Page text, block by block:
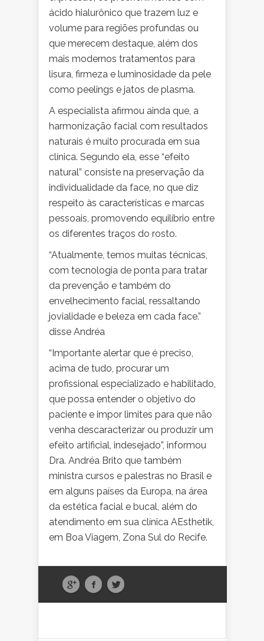
ácido hialurônico que trazem luz e
volume para regiões profundas ou
que merecem destaque, além dos
mais modernos tratamentos para
lisura, firmeza e luminosidade da pele
como peelings e jatos de plasma.
A especialista afirmou ainda que, a
harmonização facial com resultados
naturais é muito procurada em sua
clínica. Segundo ela, esse “efeito
natural” consiste na preservação da
individualidade da face, no que diz
respeito às características e marcas
pessoais, promovendo equilíbrio entre
os diferentes traços do rosto.
“Atualmente, temos muitas técnicas,
com tecnologia de ponta para tratar
da prevenção e também do
envelhecimento facial, ressaltando
jovialidade e beleza em cada face.”
disse Andréa
“Importante alertar que é preciso,
acima de tudo, procurar um
profissional especializado e habilitado,
que possa entender o objetivo do
paciente e impor limites para que não
venha descaracterizar ou produzir um
efeito artificial, indesejado”, informou
Dra. Andréa Brito que também
ministra cursos e palestras no Brasil e
em alguns países da Europa, na área
da estética facial e bucal, além do
atendimento em sua clínica AEsthetik,
em Boa Viagem, Zona Sul do Recife.